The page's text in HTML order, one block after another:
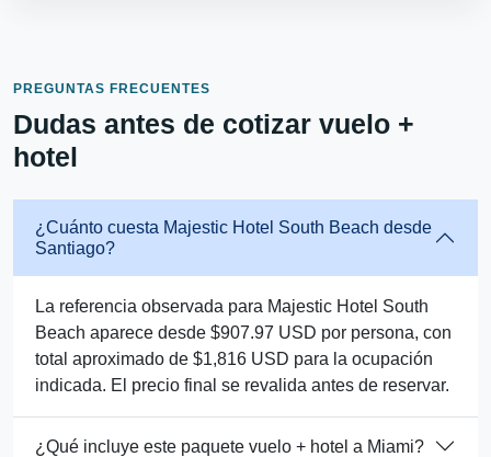
PREGUNTAS FRECUENTES
Dudas antes de cotizar vuelo +
hotel
¿Cuánto cuesta Majestic Hotel South Beach desde
Santiago?
La referencia observada para Majestic Hotel South
Beach aparece desde $907.97 USD por persona, con
total aproximado de $1,816 USD para la ocupación
indicada. El precio final se revalida antes de reservar.
¿Qué incluye este paquete vuelo + hotel a Miami?